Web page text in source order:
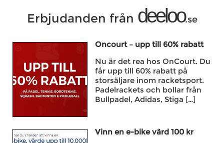
Erbjudanden från deeloo.se
Oncourt – upp till 60% rabatt
Nu är det rea hos OnCourt. Du
får upp till 60% rabatt på
storsäljare inom racketsport.
Padelrackets och bollar från
Bullpadel, Adidas, Stiga […]
Vinn en e-bike värd 100 kr